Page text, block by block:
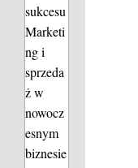
sukcesu
Marketi
ng i
sprzeda
ż w
nowocz
esnym
biznesie